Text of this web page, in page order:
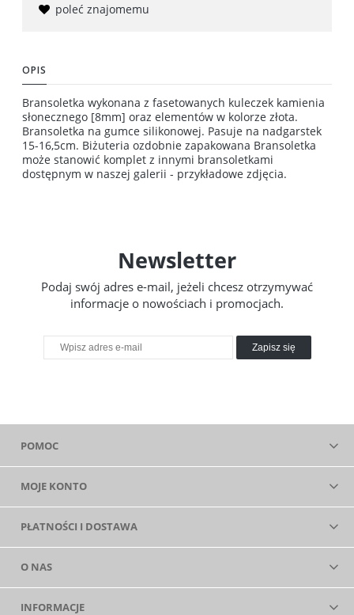
poleć znajomemu
OPIS
Bransoletka wykonana z fasetowanych kuleczek kamienia
słonecznego [8mm] oraz elementów w kolorze złota.
Bransoletka na gumce silikonowej. Pasuje na nadgarstek
15-16,5cm. Biżuteria ozdobnie zapakowana Bransoletka
może stanowić komplet z innymi bransoletkami
dostępnym w naszej galerii - przykładowe zdjęcia.
Newsletter
Podaj swój adres e-mail, jeżeli chcesz otrzymywać
informacje o nowościach i promocjach.
Zapisz się
POMOC
MOJE KONTO
PŁATNOŚCI I DOSTAWA
O NAS
INFORMACJE